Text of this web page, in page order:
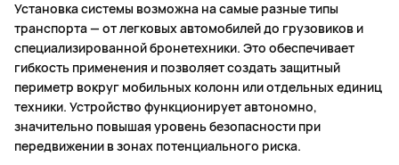
Установка системы возможна на самые разные типы
транспорта — от легковых автомобилей до грузовиков и
специализированной бронетехники. Это обеспечивает
гибкость применения и позволяет создать защитный
периметр вокруг мобильных колонн или отдельных единиц
техники. Устройство функционирует автономно,
значительно повышая уровень безопасности при
передвижении в зонах потенциального риска.